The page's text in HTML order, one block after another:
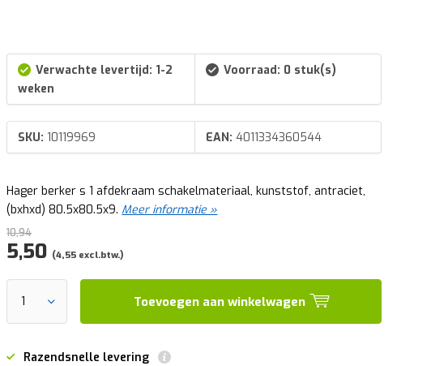
Verwachte levertijd: 1-2
weken
Voorraad: 0 stuk(s)
SKU: 10119969 EAN: 4011334360544
Hager berker s 1 afdekraam schakelmateriaal, kunststof, antraciet,
(bxhxd) 80.5x80.5x9. Meer informatie »
10,94
5,50 (4,55 excl.btw.)
Toevoegen aan winkelwagen
Razendsnelle levering